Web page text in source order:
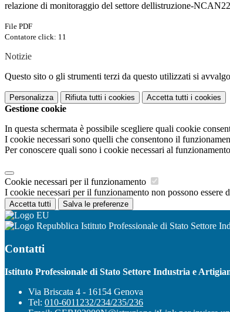
relazione di monitoraggio del settore dellistruzione-
File PDF
Contatore click: 11
Notizie
Questo sito o gli strumenti terzi da questo utilizzati si
Personalizza Rifiuta tutti i cookies Accetta tutti i cookies
Gestione cookie
In questa schermata è possibile scegliere quali cookie
I cookie necessari sono quelli che consentono il
Per conoscere quali sono i cookie necessari al
Cookie necessari per il funzionamento
I cookie necessari per il funzionamento non possono
Accetta tutti Salva le preferenze
Istituto Professionale di Stato Settore
Contatti
Istituto Professionale di Stato Settore Industria e
Via Briscata 4 - 16154 Genova
Tel: 010-6011232/234/235/236